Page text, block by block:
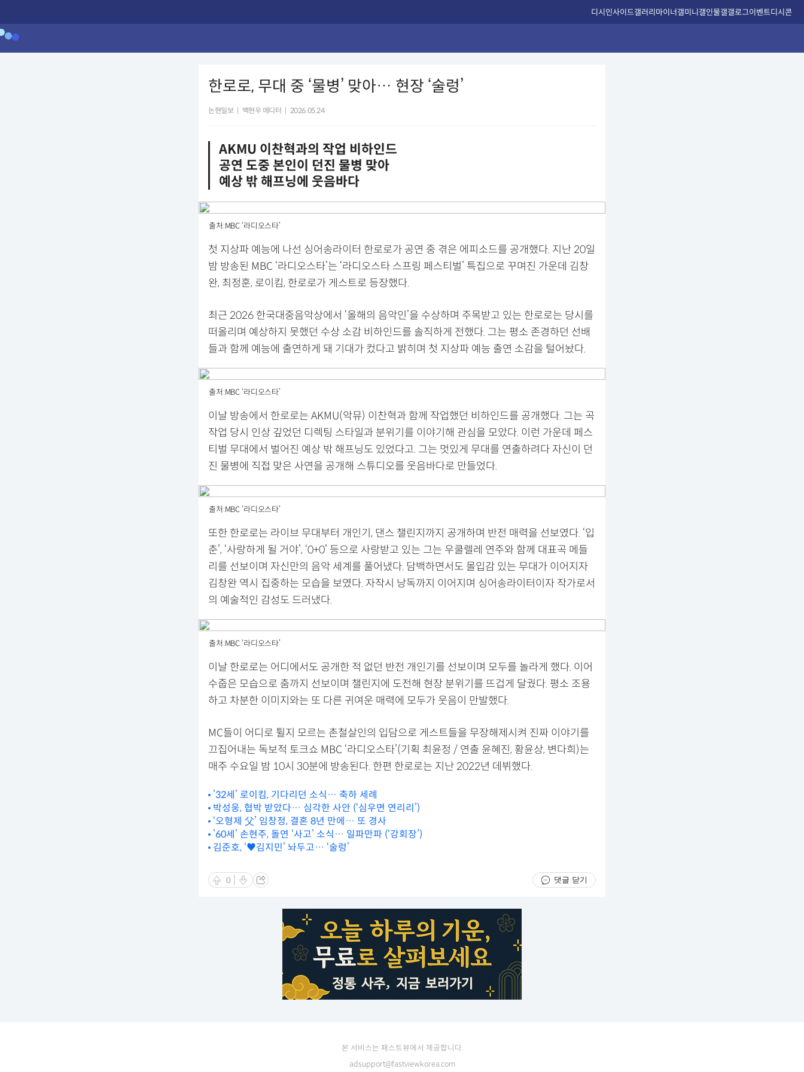
디시인사이드갤러리마이너갤미니갤인물갤갤로그이벤트디시콘
한로로, 무대 중 ‘물병’ 맞아… 현장 ‘술렁’
논현일보 백현우 에디터 2026.05.24
AKMU 이찬혁과의 작업 비하인드
공연 도중 본인이 던진 물병 맞아
예상 밖 해프닝에 웃음바다
출처:MBC ‘라디오스타’
첫 지상파 예능에 나선 싱어송라이터 한로로가 공연 중 겪은 에피소드를 공개했다. 지난 20일
밤 방송된 MBC ‘라디오스타’는 ‘라디오스타 스프링 페스티벌’ 특집으로 꾸며진 가운데 김창
완, 최정훈, 로이킴, 한로로가 게스트로 등장했다.
최근 2026 한국대중음악상에서 ‘올해의 음악인’을 수상하며 주목받고 있는 한로로는 당시를
떠올리며 예상하지 못했던 수상 소감 비하인드를 솔직하게 전했다. 그는 평소 존경하던 선배
들과 함께 예능에 출연하게 돼 기대가 컸다고 밝히며 첫 지상파 예능 출연 소감을 털어놨다.
출처:MBC ‘라디오스타’
이날 방송에서 한로로는 AKMU(악뮤) 이찬혁과 함께 작업했던 비하인드를 공개했다. 그는 곡
작업 당시 인상 깊었던 디렉팅 스타일과 분위기를 이야기해 관심을 모았다. 이런 가운데 페스
티벌 무대에서 벌어진 예상 밖 해프닝도 있었다고. 그는 멋있게 무대를 연출하려다 자신이 던
진 물병에 직접 맞은 사연을 공개해 스튜디오를 웃음바다로 만들었다.
출처:MBC ‘라디오스타’
또한 한로로는 라이브 무대부터 개인기, 댄스 챌린지까지 공개하며 반전 매력을 선보였다. ‘입
춘’, ‘사랑하게 될 거야’, ‘0+0’ 등으로 사랑받고 있는 그는 우쿨렐레 연주와 함께 대표곡 메들
리를 선보이며 자신만의 음악 세계를 풀어냈다. 담백하면서도 몰입감 있는 무대가 이어지자
김창완 역시 집중하는 모습을 보였다. 자작시 낭독까지 이어지며 싱어송라이터이자 작가로서
의 예술적인 감성도 드러냈다.
출처:MBC ‘라디오스타’
이날 한로로는 어디에서도 공개한 적 없던 반전 개인기를 선보이며 모두를 놀라게 했다. 이어
수줍은 모습으로 춤까지 선보이며 챌린지에 도전해 현장 분위기를 뜨겁게 달궜다. 평소 조용
하고 차분한 이미지와는 또 다른 귀여운 매력에 모두가 웃음이 만발했다.
MC들이 어디로 튈지 모르는 촌철살인의 입담으로 게스트들을 무장해제시켜 진짜 이야기를
끄집어내는 독보적 토크쇼 MBC ‘라디오스타’(기획 최윤정 / 연출 윤혜진, 황윤상, 변다희)는
매주 수요일 밤 10시 30분에 방송된다. 한편 한로로는 지난 2022년 데뷔했다.
’32세’ 로이킴, 기다리던 소식… 축하 세례
박성웅, 협박 받았다… 심각한 사안 (‘심우면 연리리’)
‘오형제 父’ 임창정, 결혼 8년 만에… 또 경사
’60세’ 손현주, 돌연 ‘사고’ 소식… 일파만파 (‘강회장’)
김준호, ‘♥김지민’ 놔두고… ‘술렁’
0 댓글 닫기
본 서비스는 패스트뷰에서 제공합니다.
adsupport@fastviewkorea.com